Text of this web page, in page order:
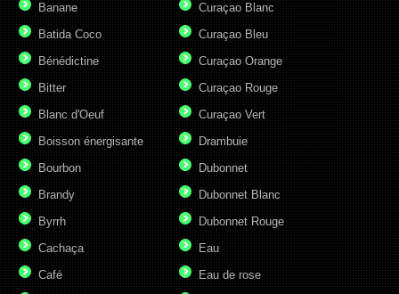
Banane
Batida Coco
Bénédictine
Bitter
Blanc d'Oeuf
Boisson énergisante
Bourbon
Brandy
Byrrh
Cachaça
Café
Curaçao Blanc
Curaçao Bleu
Curaçao Orange
Curaçao Rouge
Curaçao Vert
Drambuie
Dubonnet
Dubonnet Blanc
Dubonnet Rouge
Eau
Eau de rose